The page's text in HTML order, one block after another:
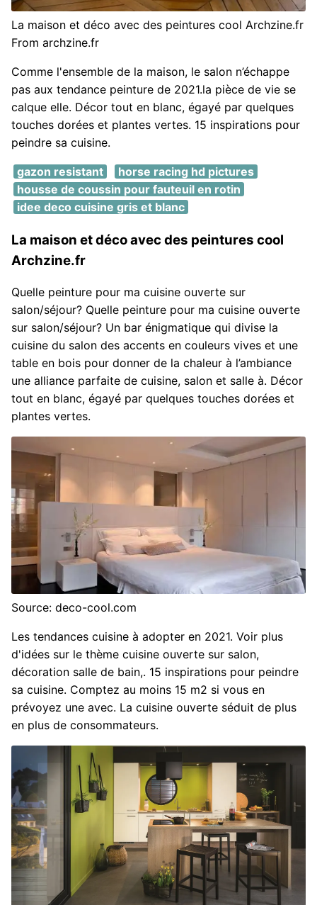
La maison et déco avec des peintures cool Archzine.fr
From archzine.fr
Comme l'ensemble de la maison, le salon n’échappe
pas aux tendance peinture de 2021.la pièce de vie se
calque elle. Décor tout en blanc, égayé par quelques
touches dorées et plantes vertes. 15 inspirations pour
peindre sa cuisine.
gazon resistant
horse racing hd pictures
housse de coussin pour fauteuil en rotin
idee deco cuisine gris et blanc
La maison et déco avec des peintures cool
Archzine.fr
Quelle peinture pour ma cuisine ouverte sur
salon/séjour? Quelle peinture pour ma cuisine ouverte
sur salon/séjour? Un bar énigmatique qui divise la
cuisine du salon des accents en couleurs vives et une
table en bois pour donner de la chaleur à l’ambiance
une alliance parfaite de cuisine, salon et salle à. Décor
tout en blanc, égayé par quelques touches dorées et
plantes vertes.
Source: deco-cool.com
Les tendances cuisine à adopter en 2021. Voir plus
d'idées sur le thème cuisine ouverte sur salon,
décoration salle de bain,. 15 inspirations pour peindre
sa cuisine. Comptez au moins 15 m2 si vous en
prévoyez une avec. La cuisine ouverte séduit de plus
en plus de consommateurs.